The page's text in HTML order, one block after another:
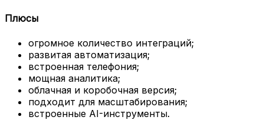
Плюсы
огромное количество интеграций;
развитая автоматизация;
встроенная телефония;
мощная аналитика;
облачная и коробочная версия;
подходит для масштабирования;
встроенные AI-инструменты.